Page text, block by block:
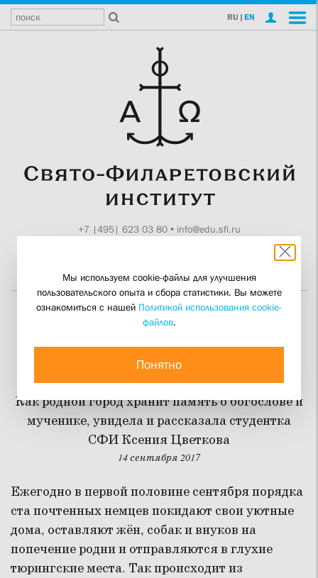
RU | EN
+7 |495| 623 03 80• info@edu.sfi.ru
Четыре дня в обществе
Дитриха Бонхёффера
Как родной город хранит память о богослове и
мученике, увидела и рассказала студентка
СФИ Ксения Цветкова
14 сентября 2017
Ежегодно в первой половине сентября порядка
ста почтенных немцев покидают свои уютные
дома, оставляют жён, собак и внуков на
попечение родни и отправляются в глухие
тюрингские места. Так происходит из
Мы используем cookie-файлы для улучшения
пользовательского опыта и сбора статистики. Вы можете
ознакомиться с нашей Политикой использования cookie-
файлов.
Понятно